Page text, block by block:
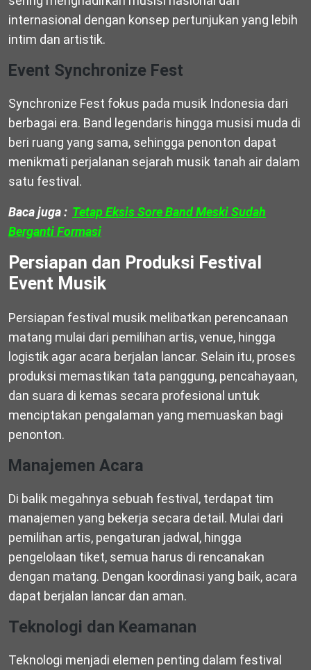
internasional dengan konsep pertunjukan yang lebih
intim dan artistik.
Event Synchronize Fest
Synchronize Fest fokus pada musik Indonesia dari
berbagai era. Band legendaris hingga musisi muda di
beri ruang yang sama, sehingga penonton dapat
menikmati perjalanan sejarah musik tanah air dalam
satu festival.
Baca juga : Tetap Eksis Sore Band Meski Sudah
Berganti Formasi
Persiapan dan Produksi Festival
Event Musik
Persiapan festival musik melibatkan perencanaan
matang mulai dari pemilihan artis, venue, hingga
logistik agar acara berjalan lancar. Selain itu, proses
produksi memastikan tata panggung, pencahayaan,
dan suara di kemas secara profesional untuk
menciptakan pengalaman yang memuaskan bagi
penonton.
Manajemen Acara
Di balik megahnya sebuah festival, terdapat tim
manajemen yang bekerja secara detail. Mulai dari
pemilihan artis, pengaturan jadwal, hingga
pengelolaan tiket, semua harus di rencanakan
dengan matang. Dengan koordinasi yang baik, acara
dapat berjalan lancar dan aman.
Teknologi dan Keamanan
Teknologi menjadi elemen penting dalam festival